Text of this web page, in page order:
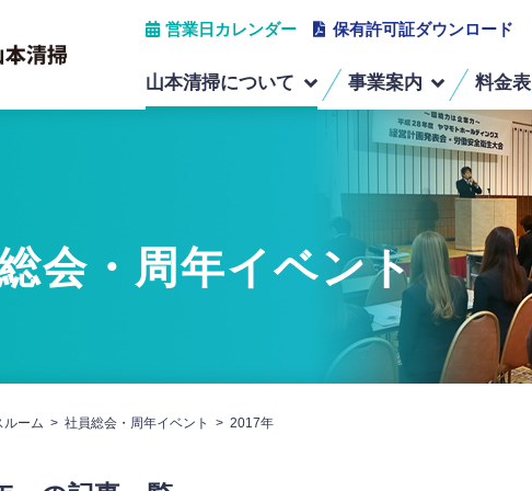
営業日カレンダー 保有許可証ダウンロード
山本清掃について
保有車両・機器
事業案内
事業ごみ定期回収・
古着リサイクル・
ウエス販売
不用品・粗大ごみ回収
料金表
会・周年イベント
ルーム 社員総会・周年イベント 2017年